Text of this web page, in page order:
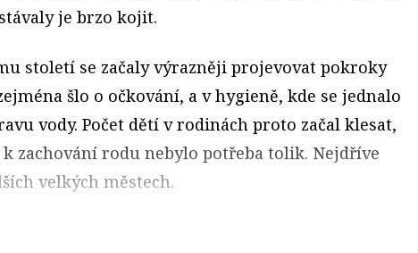
je brzo kojit.
století se začaly výrazněji projevovat pokroky
šlo o očkování, a v hygieně, kde se jednalo
vody. Počet dětí v rodinách proto začal klesat,
zachování rodu nebylo potřeba tolik. Nejdříve
velkých městech.